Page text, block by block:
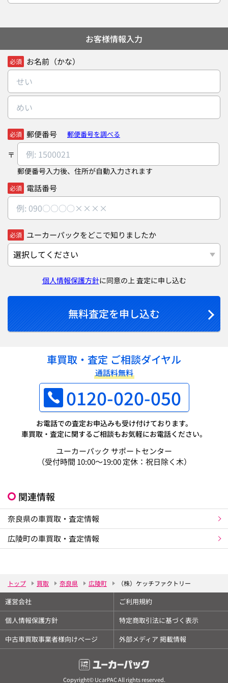
お客様情報入力
必須 お名前（かな）
必須 郵便番号 郵便番号を調べる
郵便番号入力後、住所が自動入力されます
必須 電話番号
必須 ユーカーパックをどこで知りましたか
個人情報保護方針に同意の上 査定に申し込む
無料査定を申し込む
車買取・査定 ご相談ダイヤル
通話料無料
0120-020-050
お電話での査定お申込みも受け付けております。
車買取・査定に関するご相談もお気軽にお電話ください。
ユーカーパック サポートセンター
（受付時間 10:00～19:00 定休：祝日除く木）
関連情報
奈良県の車買取・査定情報
広陵町の車買取・査定情報
トップ 買取 奈良県 広陵町 （株）ケッチファクトリー
運営会社
ご利用規約
個人情報保護方針
特定商取引法に基づく表示
中古車買取事業者様向けページ
外部メディア 掲載情報
Copyright© UcarPAC All rights reserved.